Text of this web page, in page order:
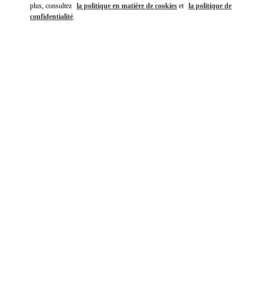
plus, consultez la politique en matière de cookies et la politique de
confidentialité.